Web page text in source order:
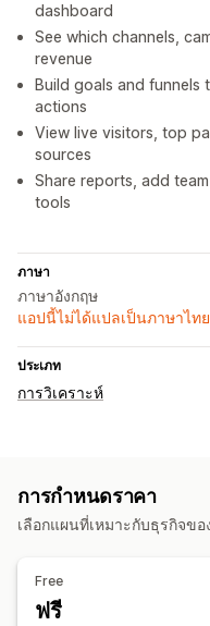
dashboard
See which channels,
revenue
Build goals and
actions
View live visitors, top
sources
Share reports, add
tools
ภาษา
ภาษาอังกฤษ
แอปนี้ไม่ได้แปลเป็นภาษาไทย
ประเภท
การวิเคราะห์
การตลาดและการขาย
การระบุแหล่งที่มาทางการตล
ภาพและรายงาน
การกำหนดราคา
เลือกแผนที่เหมาะกับธุรกิจข
Free
ฟรี